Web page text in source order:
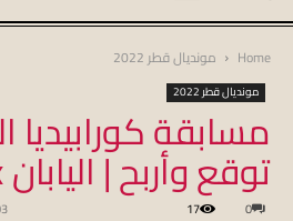
Home مونديال قطر 2022
مونديال قطر 2022
مسابقة كورابيديا
توقع وأربح | اليابان x كرواتيا
0
17